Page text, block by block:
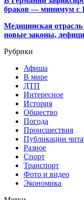
браков — минимум с
Медицинская
новые законы,
Рубрики
Афиша
В мире
ДТП
Интересное
История
Общество
Погода
Происшествия
Публикации
Разное
Спорт
Транспорт
Фото и видео
Экономика